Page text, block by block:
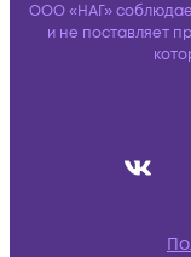
ООО «НАГ»
и не поставляет